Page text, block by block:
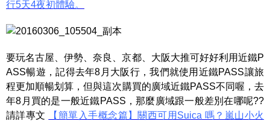
行5天4夜初體驗。
要玩名古屋、伊勢、奈良、京都、大阪大推可好好利用近鐵P
ASS暢遊，記得去年8月大阪行，我們就使用近鐵PASS讓旅
程更加順暢划算，但與這次購買的廣域近鐵PASS不同喔，去
年8月買的是一般近鐵PASS，那麼廣域跟一般差別在哪呢??
請詳專文
【簡單入手概念篇】關西可用Suica 嗎？嵐山小火